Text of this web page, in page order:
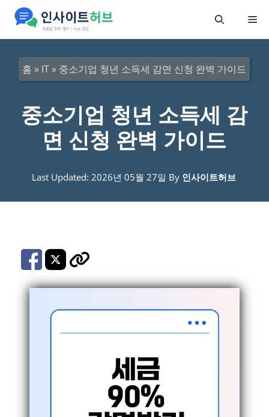
메
홈 » IT» 중소기업 청년 소득세 감면 신청 완벽 가이드
중소기업 청년 소득세 감
면 신청 완벽 가이드
Last Updated: 2026년 05월 27일 By 인사이트허브